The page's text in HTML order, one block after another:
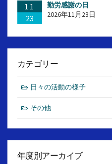
11
23
勤労感謝の日
2026年11月23日
カテゴリー
日々の活動の様子
その他
年度別アーカイブ